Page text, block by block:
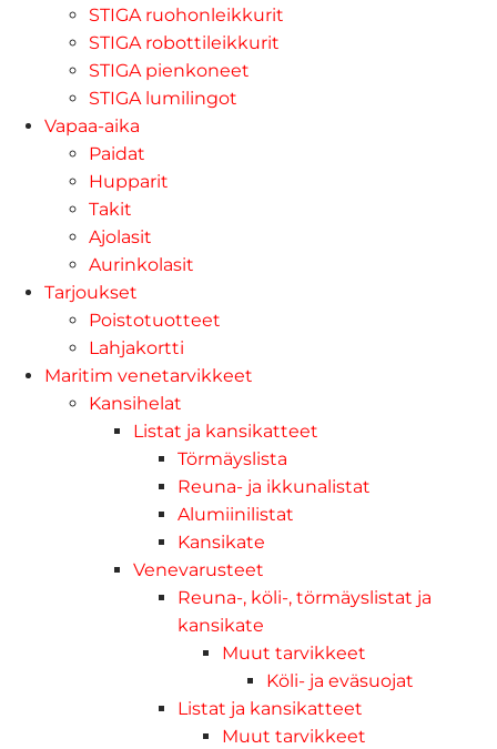
STIGA ruohonleikkurit
STIGA robottileikkurit
STIGA pienkoneet
STIGA lumilingot
Vapaa-aika
Paidat
Hupparit
Takit
Ajolasit
Aurinkolasit
Tarjoukset
Poistotuotteet
Lahjakortti
Maritim venetarvikkeet
Kansihelat
Listat ja kansikatteet
Törmäyslista
Reuna- ja ikkunalistat
Alumiinilistat
Kansikate
Venevarusteet
Reuna-, köli-, törmäyslistat ja
kansikate
Muut tarvikkeet
Köli- ja eväsuojat
Listat ja kansikatteet
Muut tarvikkeet